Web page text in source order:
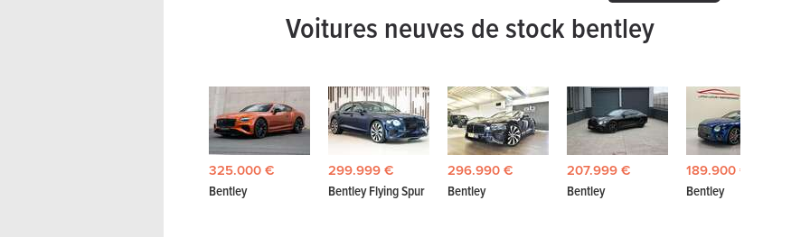
Voitures neuves de stock bentley
325.000 €
Bentley
299.999 €
Bentley Flying Spur
296.990 €
Bentley
207.999 €
Bentley
189.900 €
Bentley